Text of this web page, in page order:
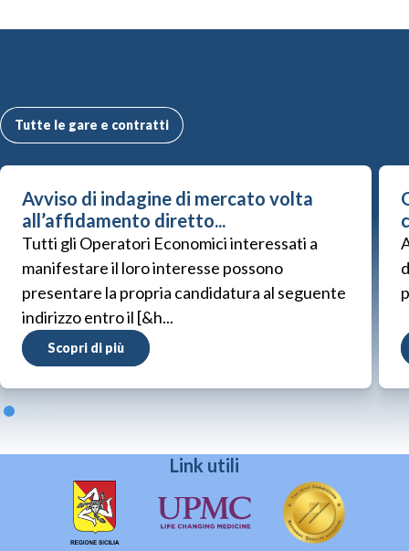
Tutte le gare e contratti
Avviso di indagine di mercato volta
all’affidamento diretto...
Tutti gli Operatori Economici interessati a
manifestare il loro interesse possono
presentare la propria candidatura al seguente
indirizzo entro il [&h...
Scopri di più
Link utili